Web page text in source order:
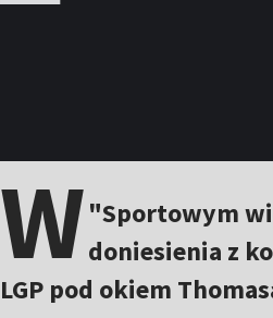
W"Sportowym
doniesienia z
LGP pod okiem